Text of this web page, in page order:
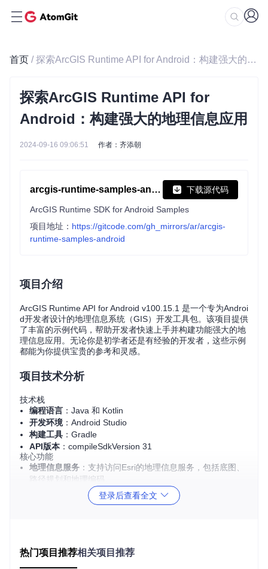
首页 / 探索ArcGIS Runtime API for Android：构建强大的地理信息应用
探索ArcGIS Runtime API for
Android：构建强大的地理信息应用
2024-09-16 09:06:51 作者：齐添朝
arcgis-runtime-samples-android 下载源代码
ArcGIS Runtime SDK for Android Samples
项目地址： https://gitcode.com/gh_mirrors/ar/arcgis-
runtime-samples-android
项目介绍
ArcGIS Runtime API for Android v100.15.1 是一个专为Androi
d开发者设计的地理信息系统（GIS）开发工具包。该项目提供
了丰富的示例代码，帮助开发者快速上手并构建功能强大的地
理信息应用。无论你是初学者还是有经验的开发者，这些示例
都能为你提供宝贵的参考和灵感。
项目技术分析
技术栈
编程语言 ：Java 和 Kotlin
开发环境：Android Studio
构建工具 ：Gradle
API版本 ：compileSdkVersion 31
核心功能
地理信息服务 ：支持访问Esri的地理信息服务，包括底图、
路径规划和地理编码。
：支持API Key和ArcGIS身份两种认证方式。
：提供了多个示例应用模块，涵盖了从基础到高级
登录后查看全文
热门项目推荐相关项目推荐